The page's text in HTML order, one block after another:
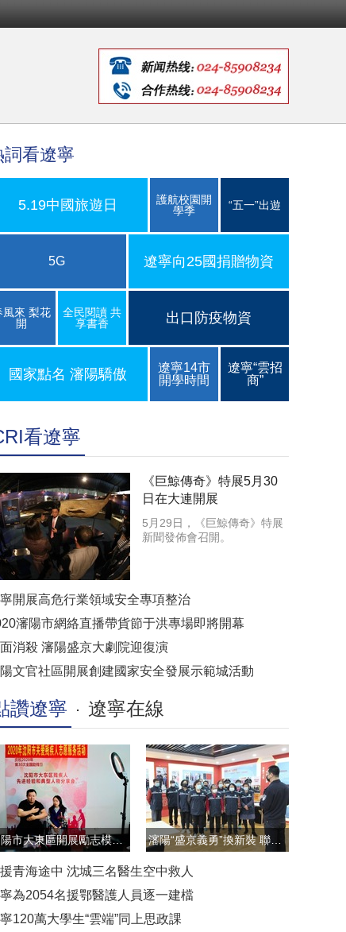
詞看遼寧
5.19中國旅遊日
護航校園開
學季
“五一”出遊
5G 遼寧向25國捐贈物資
風來 梨花
開
全民閱讀 共
享書香
出口防疫物資
國家點名 瀋陽驕傲
遼寧14市
開學時間
遼寧“雲招
商”
看遼寧
《巨鯨傳奇》特展5月30
日在大連開展
5月29日，《巨鯨傳奇》特展
新聞發佈會召開。
開展高危行業領域安全專項整治
瀋陽市網絡直播帶貨節于洪專場即將開幕
消殺 瀋陽盛京大劇院迎復演
文官社區開展創建國家安全發展示範城活動
讚遼寧 遼寧在線
瀋陽市大東區開展勵志模範雲直播訪談活動
青海途中 沈城三名醫生空中救人
為2054名援鄂醫護人員逐一建檔
120萬大學生“雲端”同上思政課